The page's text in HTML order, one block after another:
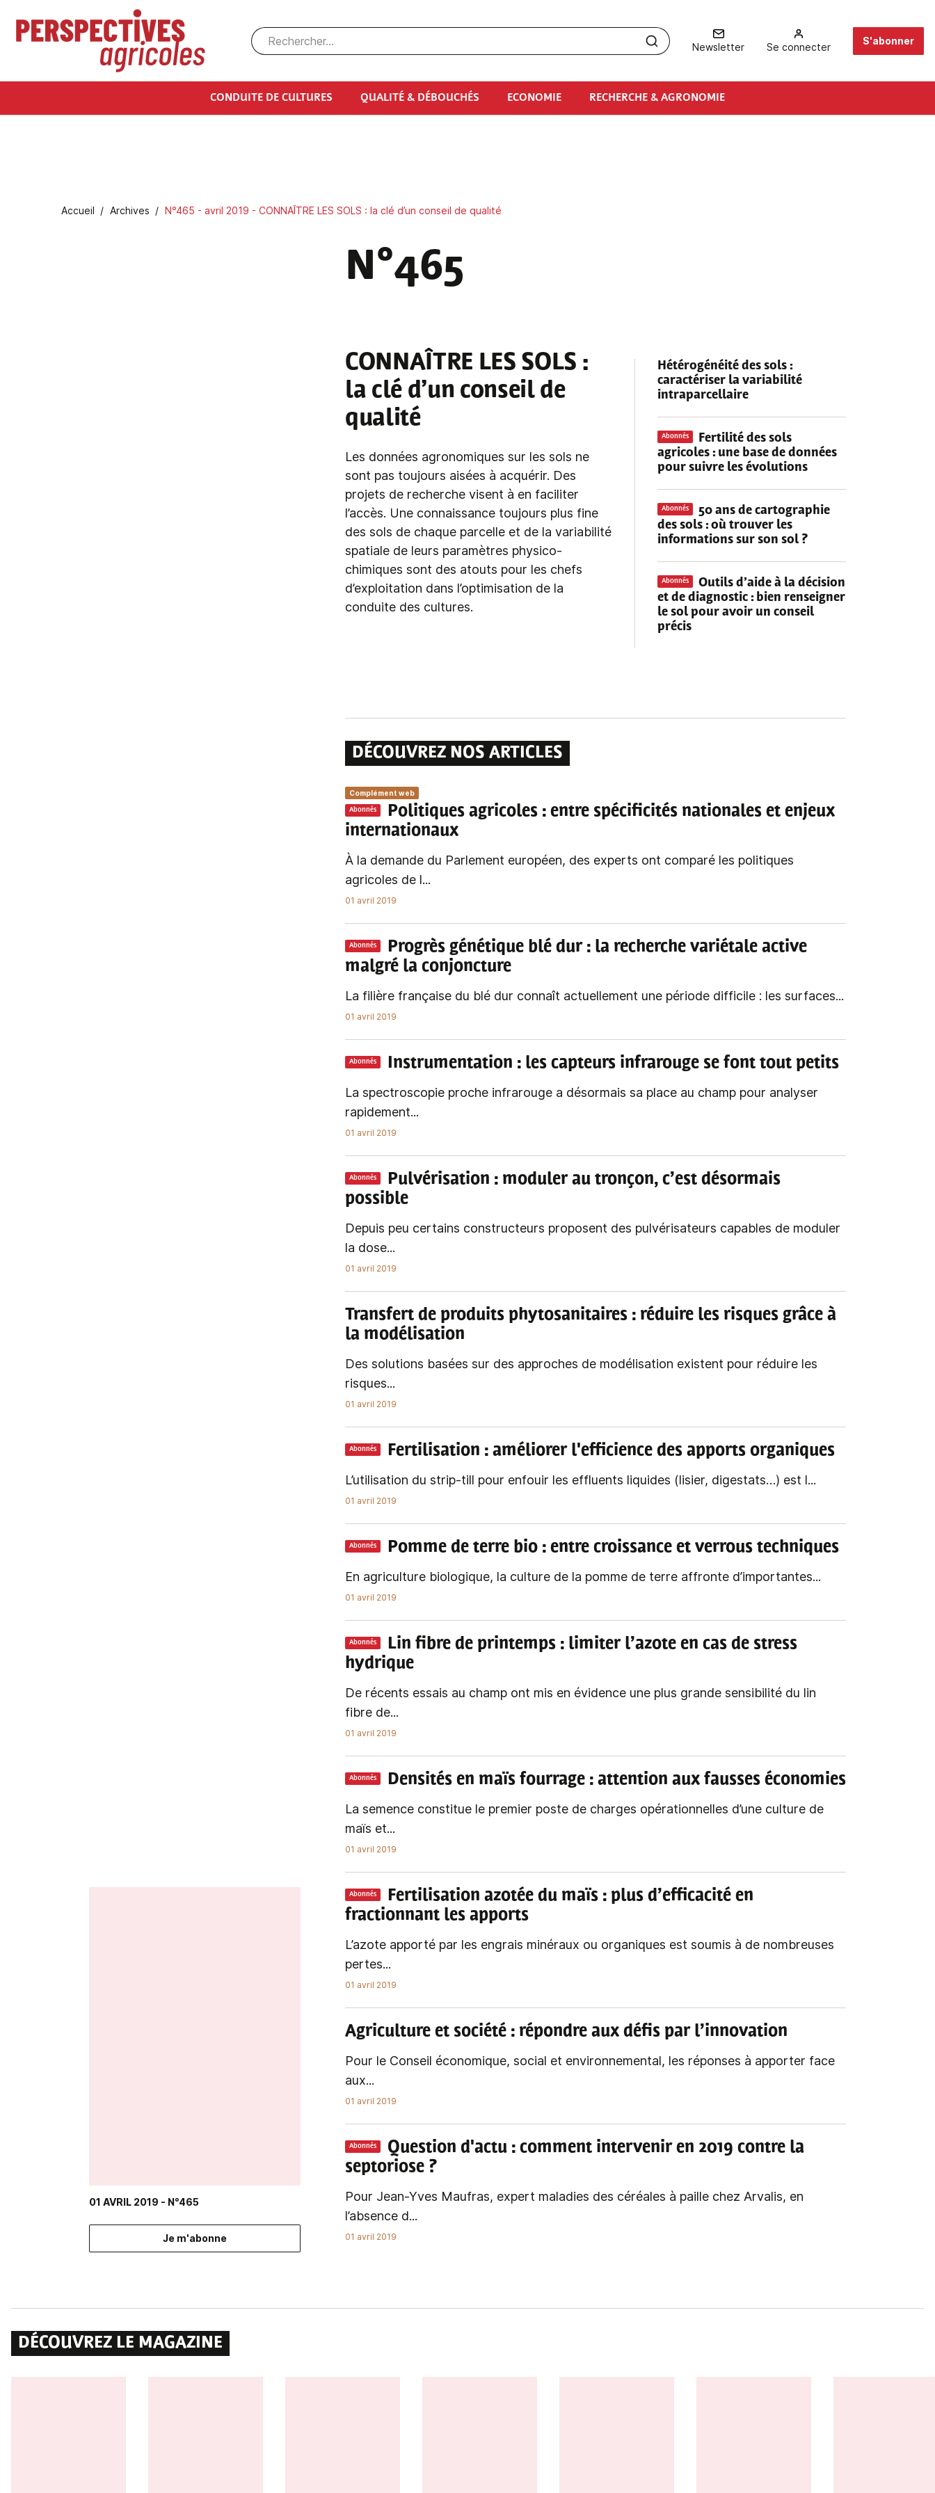
Aller au contenu principal
Newsletter Se connecter
S'abonner
CONDUITE DE CULTURES QUALITÉ & DÉBOUCHÉS ECONOMIE RECHERCHE & AGRONOMIE
Fil d'Ariane
Accueil Archives N°465 - avril 2019 - CONNAÎTRE LES SOLS : la clé d’un conseil de qualité
N°465
CONNAÎTRE LES SOLS :
la clé d’un conseil de
qualité
Les données agronomiques sur les sols ne
sont pas toujours aisées à acquérir. Des
projets de recherche visent à en faciliter
l’accès. Une connaissance toujours plus fine
des sols de chaque parcelle et de la variabilité
spatiale de leurs paramètres physico-
chimiques sont des atouts pour les chefs
d’exploitation dans l’optimisation de la
conduite des cultures.
01 AVRIL 2019 - N°465
Je m'abonne
Hétérogénéité des sols :
caractériser la variabilité
intraparcellaire
Abonnés
Fertilité des sols
agricoles : une base de données
pour suivre les évolutions
Abonnés
50 ans de cartographie
des sols : où trouver les
informations sur son sol ?
Abonnés
Outils d’aide à la décision
et de diagnostic : bien renseigner
le sol pour avoir un conseil
précis
DÉCOUVREZ NOS ARTICLES
Complément web
Abonnés Politiques agricoles : entre spécificités nationales et enjeux
internationaux
À la demande du Parlement européen, des experts ont comparé les politiques
agricoles de l...
01 avril 2019
Abonnés Progrès génétique blé dur : la recherche variétale active
malgré la conjoncture
La filière française du blé dur connaît actuellement une période difficile : les surfaces...
01 avril 2019
Abonnés Instrumentation : les capteurs infrarouge se font tout petits
La spectroscopie proche infrarouge a désormais sa place au champ pour analyser
rapidement...
01 avril 2019
Abonnés Pulvérisation : moduler au tronçon, c’est désormais
possible
Depuis peu certains constructeurs proposent des pulvérisateurs capables de moduler
la dose...
01 avril 2019
Transfert de produits phytosanitaires : réduire les risques grâce à
la modélisation
Des solutions basées sur des approches de modélisation existent pour réduire les
risques...
01 avril 2019
Abonnés Fertilisation : améliorer l'efficience des apports organiques
L’utilisation du strip-till pour enfouir les effluents liquides (lisier, digestats…) est l...
01 avril 2019
Abonnés Pomme de terre bio : entre croissance et verrous techniques
En agriculture biologique, la culture de la pomme de terre affronte d’importantes...
01 avril 2019
Abonnés Lin fibre de printemps : limiter l’azote en cas de stress
hydrique
De récents essais au champ ont mis en évidence une plus grande sensibilité du lin
fibre de...
01 avril 2019
Abonnés Densités en maïs fourrage : attention aux fausses économies
La semence constitue le premier poste de charges opérationnelles d’une culture de
maïs et...
01 avril 2019
Abonnés
Fertilisation azotée du maïs : plus d’efficacité en
fractionnant les apports
L’azote apporté par les engrais minéraux ou organiques est soumis à de nombreuses
pertes...
01 avril 2019
Agriculture et société : répondre aux défis par l’innovation
Pour le Conseil économique, social et environnemental, les réponses à apporter face
aux...
01 avril 2019
Abonnés Question d'actu : comment intervenir en 2019 contre la
septoriose ?
Pour Jean-Yves Maufras, expert maladies des céréales à paille chez Arvalis, en
l’absence d...
01 avril 2019
DÉCOUVREZ LE MAGAZINE